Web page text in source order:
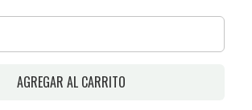
AGREGAR AL CARRITO